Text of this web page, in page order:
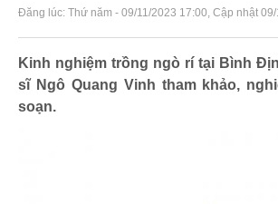
Đăng lúc: Thứ năm - 09/11/2023 17:00, Cập nhật
Kinh nghiệm trồng ngò rí tại Bình
sĩ Ngô Quang Vinh tham khảo,
soạn.